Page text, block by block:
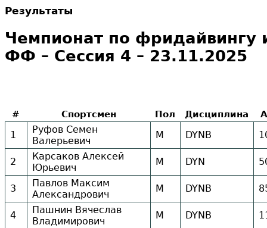
Результаты
Чемпионат по фридайвингу
ФФ – Сессия 4 – 23.11.2025
# Спортсмен Пол Дисциплина
1
Руфов Семен
Валерьевич
М DYNB
2
Карсаков Алексей
Юрьевич
М DYN
3
Павлов Максим
Александрович
М DYNB
4
Пашнин Вячеслав
Владимирович
М DYNB